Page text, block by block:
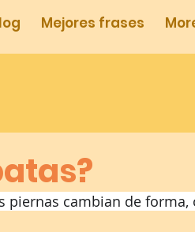
Mejores frases
piernas cambian de